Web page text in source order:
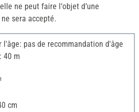
ne peut faire l‘objet d‘une
sera accepté.
l'âge: pas de recommandation d'âge
40 m
cm